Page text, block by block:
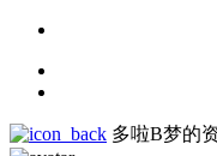
多啦B梦的